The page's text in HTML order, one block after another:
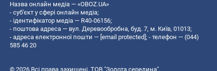
Назва онлайн медіа — «OBOZ.UA»
- суб'єкт у сфері онлайн медіа;
- ідентифікатор медіа — R40-06156;
- поштова адреса — вул. Деревообробна, буд. 7, м. Київ, 01013;
- адреса електронної пошти — [email protected] ; - телефон — (044)
585 46 20
© 2026 Всі права захищені, ТОВ "Золота середина".